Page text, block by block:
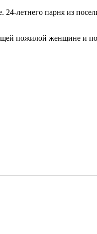
летнего парня из
пожилой женщине и